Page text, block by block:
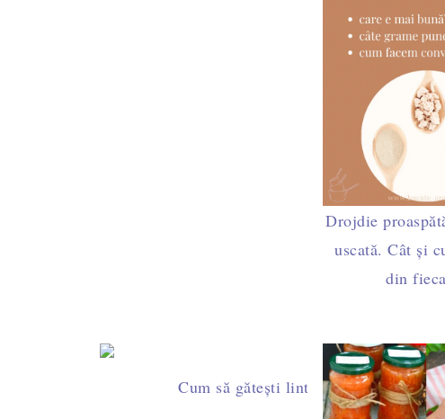
Drojdie
uscată. Cât și
din
Cum să gătești lintea perfect. Fierbere